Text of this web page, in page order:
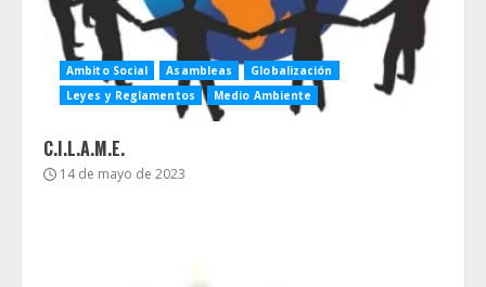
Ambito Social Asambleas
Globalización
Leyes y Reglamentos
Medio Ambiente
C.I.L.A.M.E.
14 de mayo de 2023